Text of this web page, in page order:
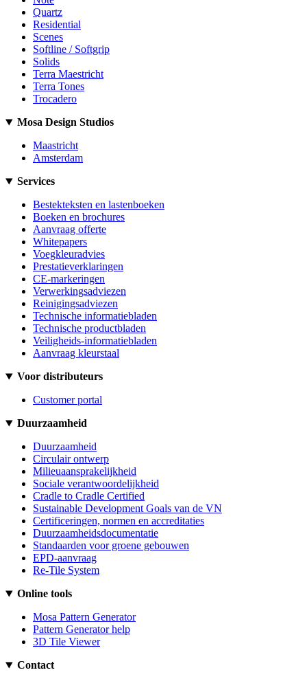
Quartz
Residential
Scenes
Softline / Softgrip
Solids
Terra Maestricht
Terra Tones
Trocadero
Mosa Design Studios
Maastricht
Amsterdam
Services
Bestekteksten en lastenboeken
Boeken en brochures
Aanvraag offerte
Whitepapers
Voegkleuradvies
Prestatieverklaringen
CE-markeringen
Verwerkingsadviezen
Reinigingsadviezen
Technische informatiebladen
Technische productbladen
Veiligheids-informatiebladen
Aanvraag kleurstaal
Voor distributeurs
Customer portal
Duurzaamheid
Duurzaamheid
Circulair ontwerp
Milieuaansprakelijkheid
Sociale verantwoordelijkheid
Cradle to Cradle Certified
Sustainable Development Goals van de VN
Certificeringen, normen en accreditaties
Duurzaamheidsdocumentatie
Standaarden voor groene gebouwen
EPD-aanvraag
Re-Tile System
Online tools
Mosa Pattern Generator
Pattern Generator help
3D Tile Viewer
Contact